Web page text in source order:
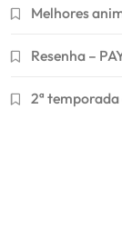
Melhores
Resenha –
2ª